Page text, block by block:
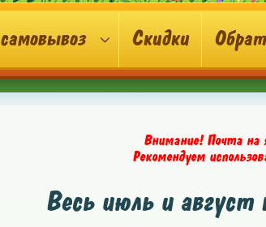
Скидки
Внимание! Почта на
Рекомендуем
Весь июль и